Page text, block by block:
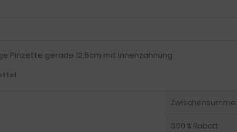
Pinzette gerade 12,5cm mit Innenzahnung
Zwischensumme:
3.00 % Rabatt: